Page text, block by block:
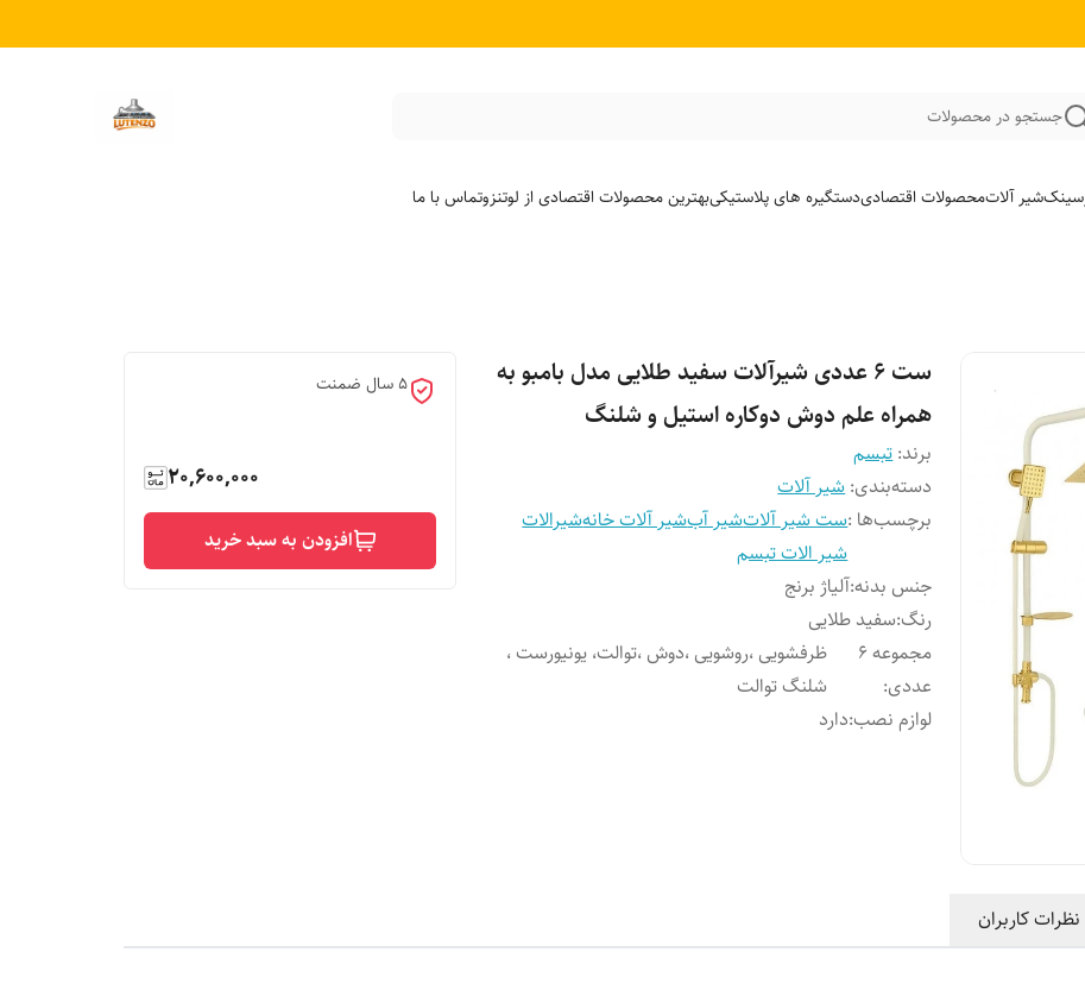
جستجو در محصولات
سینکشیر آلاتمحصولات اقتصادیدستگیره های پلاستیکیبهترین محصولات اقتصادی از لوتنزوتماس با ما
ست 6 عددی شیرآلات سفید طلایی مدل بامبو به
همراه علم دوش دوکاره استیل و شلنگ
برند:تبسم
دسته‌بندی:شیر آلات
برچسب‌ها :ست شیر آلاتشیر آبشیر آلات خانهشیرالات
شیر الات تبسم
جنس بدنه:آلیاژ برنج
رنگ:سفید طلایی
مجموعه 6
عددی:
ظرفشویی ،روشویی ،دوش ،توالت، یونیورست ،
شلنگ توالت
لوازم نصب:دارد
5 سال ضمنت
20,600,000
افزودن به سبد خرید
نظرات کاربران